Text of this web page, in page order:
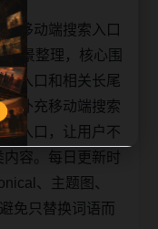
移动端搜索入口
景整理，核心围
入口和相关长尾
补充移动端搜索
入口，让用户不
容。每日更新时
、主题图、
免只替换词语而